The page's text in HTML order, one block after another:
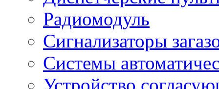
Радиомодуль
Сигнализаторы
Системы